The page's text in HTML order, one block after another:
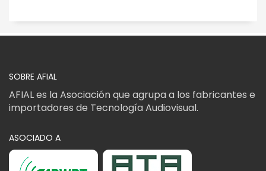
SOBRE AFIAL
AFIAL es la Asociación que agrupa a los fabricantes e
importadores de Tecnología Audiovisual.
ASOCIADO A